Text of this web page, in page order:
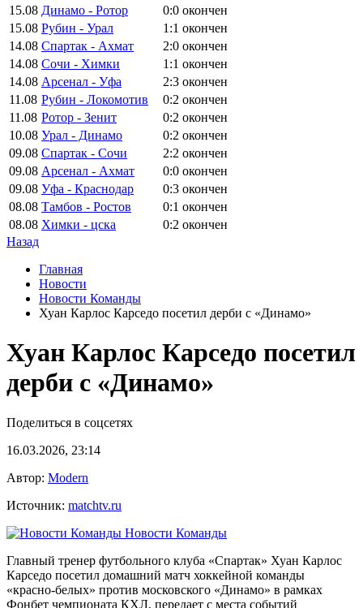
15.08 Динамо - Ротор 0:0 окончен
15.08 Рубин - Урал 1:1 окончен
14.08 Спартак - Ахмат 2:0 окончен
14.08 Сочи - Химки 1:1 окончен
14.08 Арсенал - Уфа 2:3 окончен
11.08 Рубин - Локомотив 0:2 окончен
11.08 Ротор - Зенит 0:2 окончен
10.08 Урал - Динамо 0:2 окончен
09.08 Спартак - Сочи 2:2 окончен
09.08 Арсенал - Ахмат 0:0 окончен
09.08 Уфа - Краснодар 0:3 окончен
08.08 Тамбов - Ростов 0:1 окончен
08.08 Химки - цска 0:2 окончен
Назад
Главная
Новости
Новости Команды
Хуан Карлос Карседо посетил дерби с «Динамо»
Хуан Карлос Карседо посетил
дерби с «Динамо»
Поделиться в соцсетях
16.03.2026, 23:14
Автор: Modern
Источник: matchtv.ru
Новости Команды
Главный тренер футбольного клуба «Спартак» Хуан Карлос
Карседо посетил домашний матч хоккейной команды
«красно‑белых» против московского «Динамо» в рамках
Фонбет чемпионата КХЛ, передает с места событий